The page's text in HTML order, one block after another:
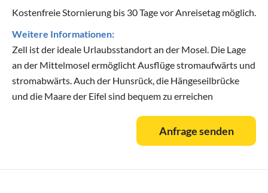
Kostenfreie Stornierung bis 30 Tage vor Anreisetag möglich.
Weitere Informationen:
Zell ist der ideale Urlaubsstandort an der Mosel. Die Lage
an der Mittelmosel ermöglicht Ausflüge stromaufwärts und
stromabwärts. Auch der Hunsrück, die Hängeseilbrücke
und die Maare der Eifel sind bequem zu erreichen
Anfrage senden